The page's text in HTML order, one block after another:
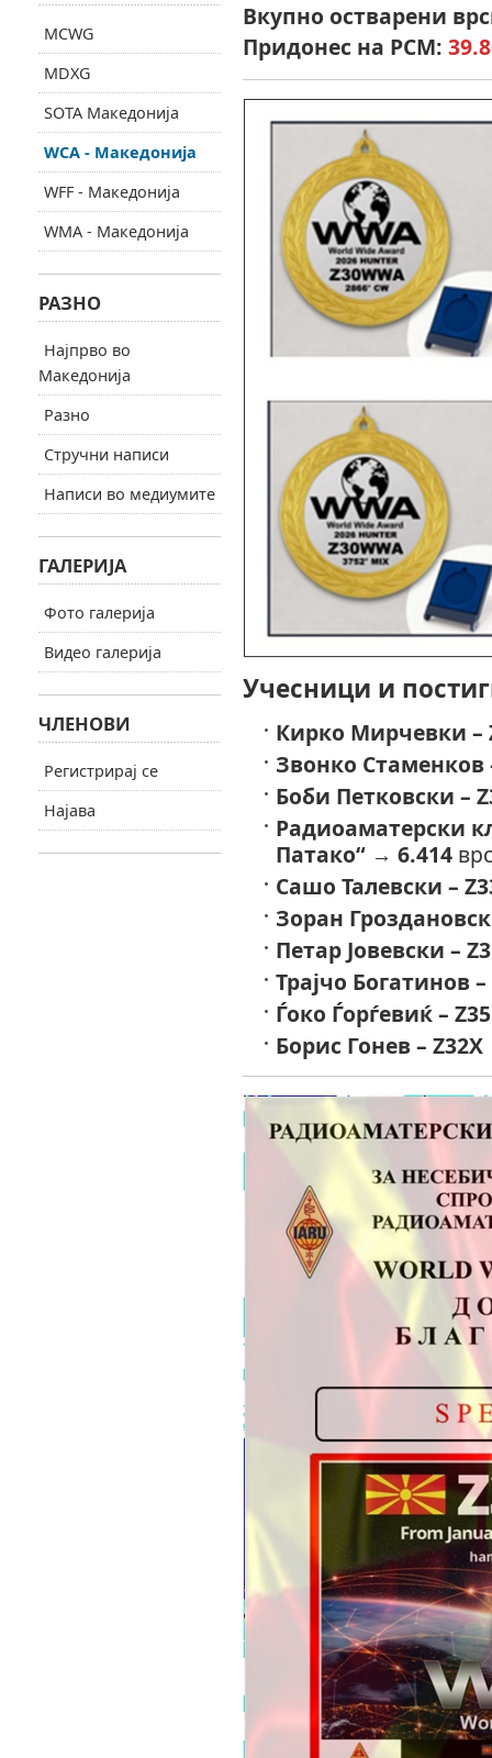
Вкупно остварени
Придонес на РСМ:
Учесници и
Кирко Мирчевки –
Звонко Стаменков
Боби Петковски –
Радиоаматерски
Патако“→ 6.414
Сашо Талевски –
Зоран
Петар Јовевски –
Трајчо Богатинов –
Ѓоко Ѓорѓевиќ –
Борис Гонев – Z32X
MCWG
MDXG
SOTA Македонија
WCA - Македонија
WFF - Македонија
WMA - Македонија
РАЗНО
Најпрво во
Македонија
Разно
Стручни написи
Написи во медиумите
ГАЛЕРИЈА
Фото галерија
Видео галерија
ЧЛЕНОВИ
Регистрирај се
Најава